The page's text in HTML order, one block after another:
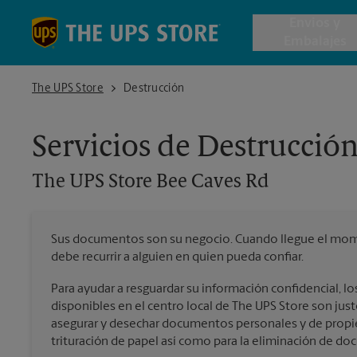
Cajas de
Envío
Todos
The UPS Store
The UPS Store Bee Caves Rd
Destrucción
Servicios de Destrucción
The UPS Store Bee Caves Rd
Sus documentos son su negocio. Cuando llegue el
debe recurrir a alguien en quien pueda confiar.
Para ayudar a resguardar su información confidencial,
disponibles en el centro local de The UPS Store son
asegurar y desechar documentos personales y de
trituración de papel así como para la eliminación de